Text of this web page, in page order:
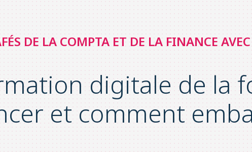
DE LA COMPTA ET DE LA FINANCE
digitale de la
et comment